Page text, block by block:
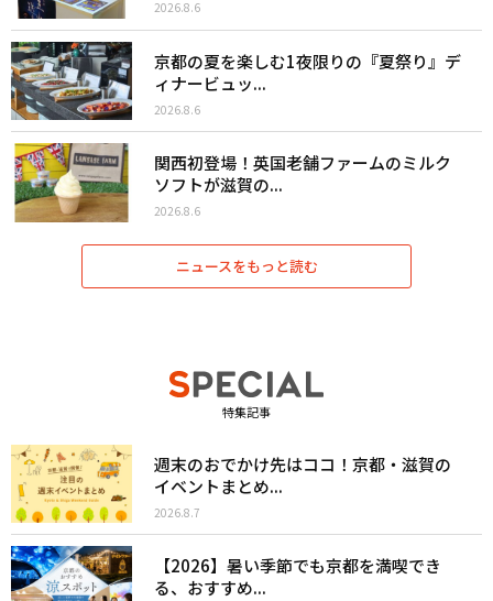
2026.8.6
京都の夏を楽しむ1夜限りの『夏祭り』デ
ィナービュッ...
2026.8.6
関西初登場！英国老舗ファームのミルク
ソフトが滋賀の...
2026.8.6
ニュースをもっと読む
特集記事
週末のおでかけ先はココ！京都・滋賀の
イベントまとめ...
2026.8.7
【2026】暑い季節でも京都を満喫でき
る、おすすめ...